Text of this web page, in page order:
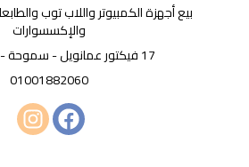
بيع أجهزة الكمبيوتر واللاب توب
والإكسسوارات
17 فيكتور عمانويل - سموحة - الأسكندرية
01001882060